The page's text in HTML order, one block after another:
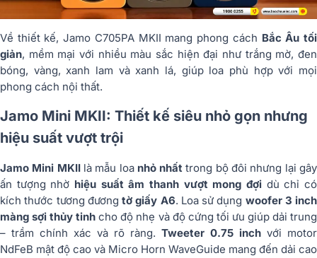
Về thiết kế, Jamo C705PA MKII mang phong cách Bắc Âu tối
giản, mềm mại với nhiều màu sắc hiện đại như trắng mờ, đen
bóng, vàng, xanh lam và xanh lá, giúp loa phù hợp với mọi
phong cách nội thất.
Jamo Mini MKII: Thiết kế siêu nhỏ gọn nhưng
hiệu suất vượt trội
Jamo Mini MKIIlà mẫu loa nhỏ nhất trong bộ đôi nhưng lại gây
ấn tượng nhờ hiệu suất âm thanh vượt mong đợi dù chỉ có
kích thước tương đương tờ giấy A6. Loa sử dụng woofer 3 inch
màng sợi thủy tinh cho độ nhẹ và độ cứng tối ưu giúp dải trung
– trầm chính xác và rõ ràng. Tweeter 0.75 inch với motor
NdFeB mật độ cao và Micro Horn WaveGuide mang đến dải cao